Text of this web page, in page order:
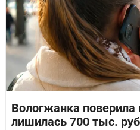
Вологжанка
лишилась 700 тыс.